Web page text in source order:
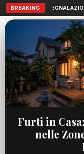
BREAKING
Aranova •
PORTALE UTILE AL
Furti in
nelle